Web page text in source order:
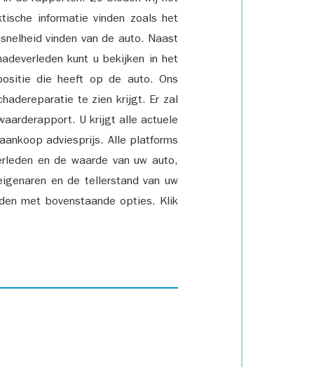
informatie vinden zoals het
vinden van de auto. Naast
kunt u bekijken in het
die heeft op de auto. Ons
te zien krijgt. Er zal
U krijgt alle actuele
adviesprijs. Alle platforms
en de waarde van uw auto,
en de tellerstand van uw
met bovenstaande opties. Klik